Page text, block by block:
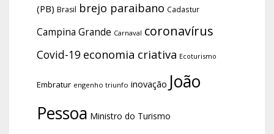
(PB) Brasil brejo paraibano Cadastur
Campina Grande Carnaval coronavírus
Covid-19 economia criativa Ecoturismo
Embratur engenho triunfo inovação João
Pessoa Ministro do Turismo